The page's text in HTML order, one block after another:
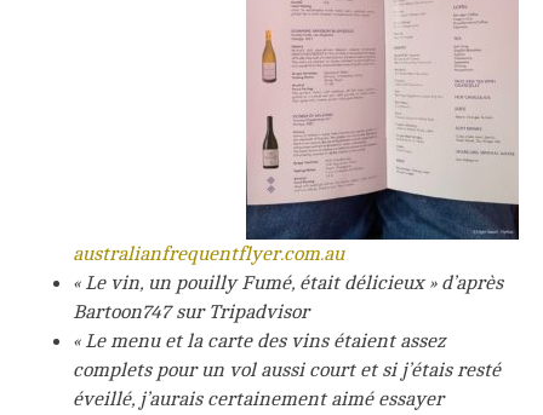
australianfrequentflyer.com.au
« Le vin, un pouilly Fumé, était délicieux » d’après
Bartoon747 sur Tripadvisor
« Le menu et la carte des vins étaient assez
complets pour un vol aussi court et si j’étais resté
éveillé, j’aurais certainement aimé essayer